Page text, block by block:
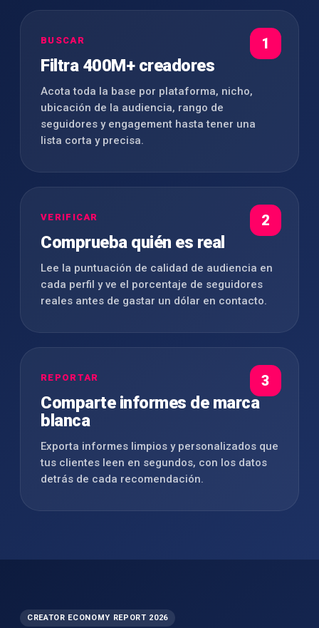
1
BUSCAR
Filtra 400M+ creadores
Acota toda la base por plataforma, nicho,
ubicación de la audiencia, rango de
seguidores y engagement hasta tener una
lista corta y precisa.
2
VERIFICAR
Comprueba quién es real
Lee la puntuación de calidad de audiencia en
cada perfil y ve el porcentaje de seguidores
reales antes de gastar un dólar en contacto.
3
REPORTAR
Comparte informes de marca
blanca
Exporta informes limpios y personalizados que
tus clientes leen en segundos, con los datos
detrás de cada recomendación.
CREATOR ECONOMY REPORT 2026